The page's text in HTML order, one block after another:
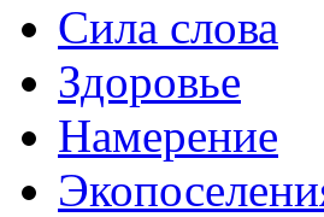
Сила слова
Здоровье
Намерение